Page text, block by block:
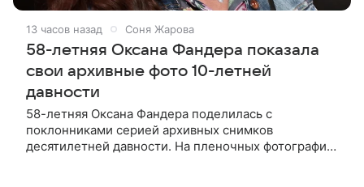
13 часов назад Соня Жарова
58-летняя Оксана Фандера показала
свои архивные фото 10-летней
давности
58-летняя Оксана Фандера поделилась с
поклонниками серией архивных снимков
десятилетней давности. На пленочных фотографиях